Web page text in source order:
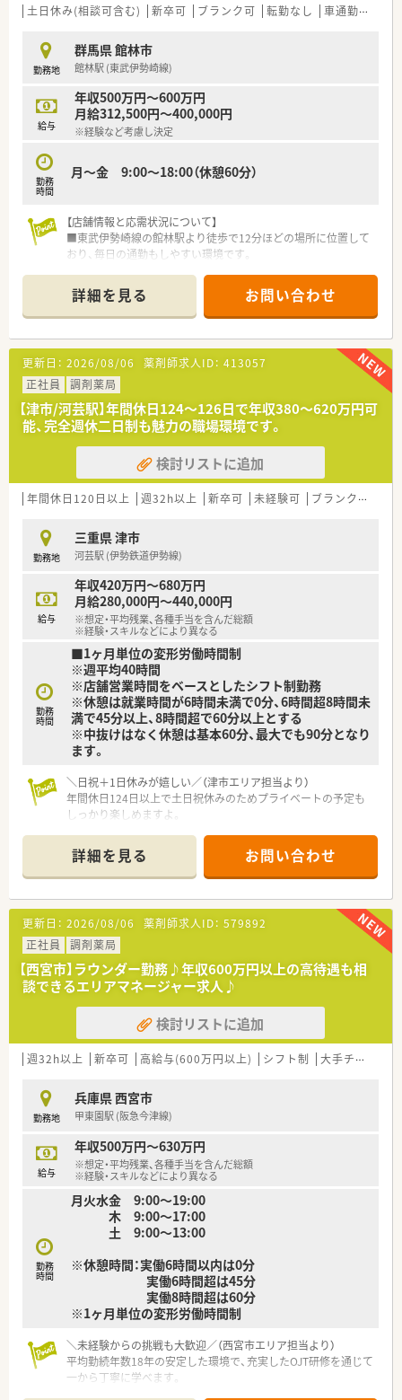
土日休み(相談可含む) 新卒可 ブランク可 転勤なし 車通勤可
勤務地
群馬県 館林市
館林駅 (東武伊勢崎線)
給与
年収500万円～600万円
月給312,500円～400,000円
※経験など考慮し決定
勤務
時間
月～金 9:00～18:00（休憩60分）
【店舗情報と応需状況について】
■東武伊勢崎線の館林駅より徒歩で12分ほどの場所に位置して
おり、毎日の通勤もしやすい環境です。
程度応需している調剤薬局です。
■現在は常勤の薬剤師が1名と非常勤の薬剤師が1名在籍してお
り、協力して業務を行っています。
【法人特徴について】
■群馬県を中心に東京や神奈川などの首都圏エリアにて、合計
39店舗を展開している安定企業です。
■調剤薬局の運営以外にも不動産やホテル事業などを手がけて
おり、多角的な経営を行っています。
■今後もM&Aなどを通じて店舗網の拡大を計画しており、成長
性と将来性を兼ね備えた法人です。
【求人情報について】
■希少な土日祝休みでありながら18時終業という好条件のた
■これまでの経験等を考慮して年収500万円から600万円の提示
が可能であり、高待遇が期待できます。
■転居を伴う転勤は発生しないため、慣れ親しんだ地域で腰を据
えて長く働くことが可能です。
【勤務実態について】
■平日の営業時間は18時までとなっており、残業も少ないため
■お休みは土日祝日が定休となっているため、週末の予定が立て
やすくリフレッシュしやすいです。
■近隣エリアに系列店舗が複数あるため、急な欠員が出た際もヘ
ルプ体制が整っており安心です。
詳細を見る お問い合わせ
更新日： 2026/08/06 薬剤師求人ID： 413057
正社員
調剤薬局
【津市/河芸駅】年間休日124〜126日で年収380〜620万円可
能、完全週休二日制も魅力の職場環境です。
検討リストに追加
年間休日120日以上 週32h以上 新卒可 未経験可 ブランク可
勤務地
三重県 津市
河芸駅 (伊勢鉄道伊勢線)
給与
年収420万円～680万円
月給280,000円～440,000円
※想定・平均残業、各種手当を含んだ総額
※経験・スキルなどにより異なる
勤務
時間
■1ヶ月単位の変形労働時間制
※週平均40時間
※店舗営業時間をベースとしたシフト制勤務
※休憩は就業時間が6時間未満で0分、6時間超8時間未
満で45分以上、8時間超で60分以上とする
※中抜けはなく休憩は基本60分、最大でも90分となり
ます。
＼日祝＋1日休みが嬉しい／（津市エリア担当より）
年間休日124日以上で土日祝休みのためプライベートの予定も
しっかり楽しめますよ。
【店舗情報と応需状況について】
■伊勢鉄道の河芸駅から徒歩10分ほどの立地に位置しマイカー
での通勤も可能です。
■内科や小児科など多岐にわたる科目に応需し処方箋枚数は1日
80枚から100枚です。
■店舗には薬剤師が常時3名体制で配置されており無理のない業
務体制が整っています。
【募集背景と求める人物像について】
■新規開設に伴い調剤体制のさらなる強化を図るため正社員薬
剤師を募集いたします。
■患者様に対して親身でおもてなしの心を持った接遇を実践で
きる方を求めています。
■周囲のスタッフと協力しながら円滑なコミュニケーションを
【法人特徴について】
■調剤薬局の運営を軸に介護事業や医薬品卸売など多角的なサ
ービスを展開しています。
■100店舗規模の事業展開を行いながらも柔軟なフットワーク
と安定経営を誇ります。
■独自の安全対策と最新機器の導入により過誤防止とおもてな
しを徹底しています。
詳細を見る お問い合わせ
更新日： 2026/08/06 薬剤師求人ID： 579892
正社員
調剤薬局
【西宮市】ラウンダー勤務♪年収600万円以上の高待遇も相
談できるエリアマネージャー求人♪
検討リストに追加
週32h以上 新卒可 高給与(600万円以上) シフト制 大手チェーン以外
勤務地
兵庫県 西宮市
甲東園駅 (阪急今津線)
給与
年収500万円～630万円
※想定・平均残業、各種手当を含んだ総額
※経験・スキルなどにより異なる
勤務
時間
月火水金 9:00～19:00
木 9:00～17:00
土 9:00～13:00
※休憩時間：実働6時間以内は0分
実働6時間超は45分
実働8時間超は60分
※1ヶ月単位の変形労働時間制
＼未経験からの挑戦も大歓迎／（西宮市エリア担当より）
平均勤続年数18年の安定した環境で、充実したOJT研修を通じて
一から丁寧に学べます。